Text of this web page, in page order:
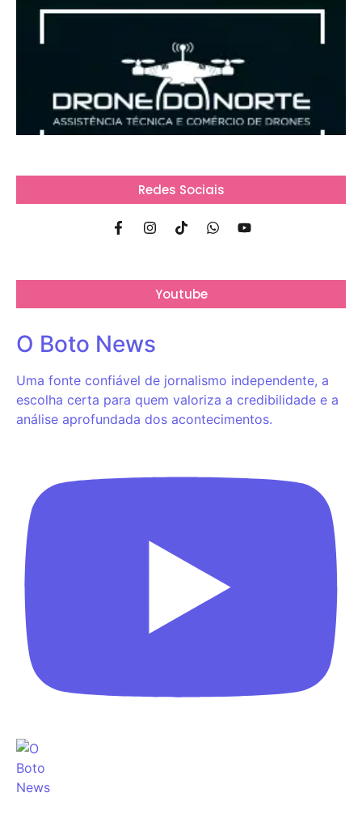
Redes Sociais
Youtube
O Boto News
Uma fonte confiável de jornalismo independente, a
escolha certa para quem valoriza a credibilidade e a
análise aprofundada dos acontecimentos.